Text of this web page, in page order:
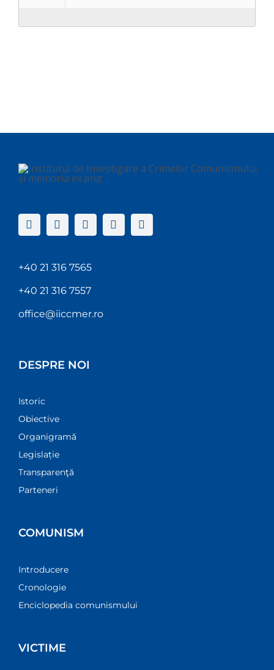
+40 21 316 7565
+40 21 316 7557
office@iiccmer.ro
DESPRE NOI
Istoric
Obiective
Organigramă
Legislație
Transparenţă
Parteneri
COMUNISM
Introducere
Cronologie
Enciclopedia comunismului
VICTIME